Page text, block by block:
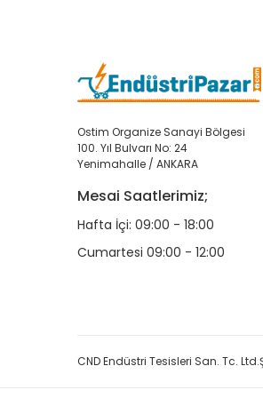
Ostim Organize Sanayi Bölgesi
100. Yıl Bulvarı No: 24
Yenimahalle / ANKARA
Mesai Saatlerimiz;
Hafta İçi: 09:00 - 18:00
Cumartesi 09:00 - 12:00
CND Endüstri Tesisleri San. Tc.